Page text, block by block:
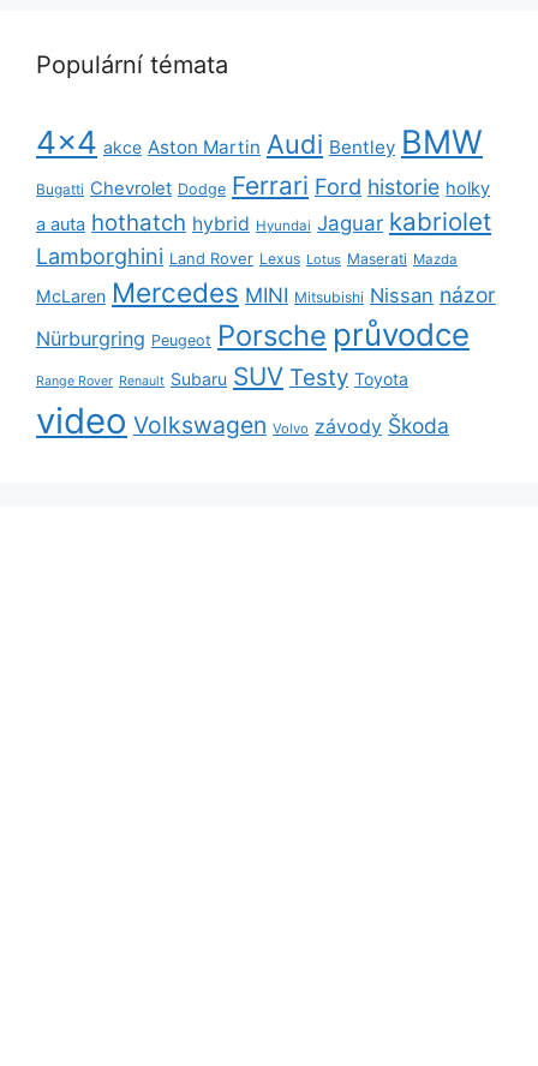
Populární témata
4x4 akce Aston Martin Audi Bentley BMW
Bugatti Chevrolet Dodge Ferrari Ford historie holky
a auta hothatch hybrid Hyundai Jaguar kabriolet
Lamborghini Land Rover Lexus Lotus Maserati Mazda
McLaren Mercedes MINI Mitsubishi Nissan názor
Nürburgring Peugeot Porsche průvodce
Range Rover Renault Subaru SUV Testy Toyota
video Volkswagen Volvo závody Škoda